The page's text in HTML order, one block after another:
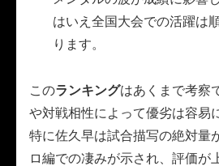
はいえ全国大会での活躍は
ります。
このランキングはあくまで考察
や対戦相性によって優劣は容易
特に佐久早は試合描写の絶対量
ロ編での凄みが示され、評価が